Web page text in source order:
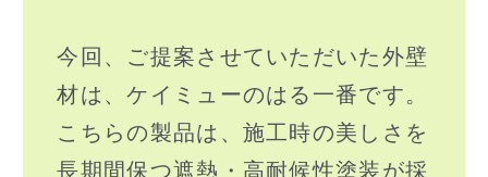
今回、ご提案させていただいた外壁
材は、ケイミューのはる一番です。
こちらの製品は、施工時の美しさを
長期間保つ遮熱・高耐候性塗装が採